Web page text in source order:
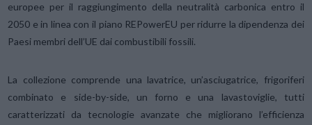
europee per il raggiungimento della neutralità carbonica entro il
2050 e in linea con il piano REPowerEU per ridurre la dipendenza dei
Paesi membri dell’UE dai combustibili fossili.
La collezione comprende una lavatrice, un’asciugatrice, frigoriferi
combinato e side-by-side, un forno e una lavastoviglie, tutti
caratterizzati da tecnologie avanzate che migliorano l’efficienza